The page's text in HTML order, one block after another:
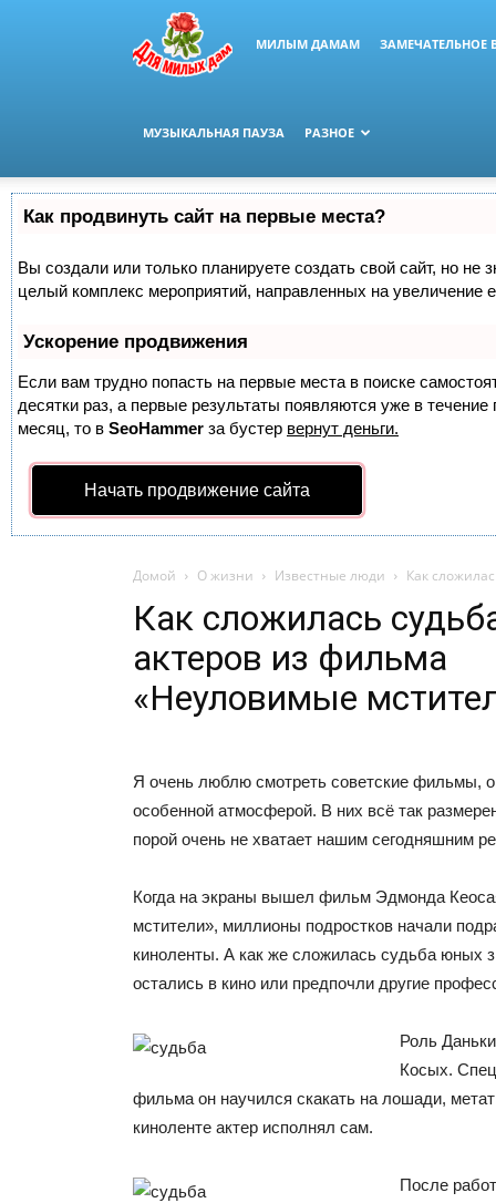
МИЛЫМ ДАМАМ ЗАМЕЧАТЕЛЬНОЕ
МУЗЫКАЛЬНАЯ ПАУЗА РАЗНОЕ
Как продвинуть сайт на первые места?
Вы создали или только планируете создать свой сайт, но не
целый комплекс мероприятий, направленных на увеличение
Ускорение продвижения
Если вам трудно попасть на первые места в поиске
десятки раз, а первые результаты появляются уже в
месяц, то в SeoHammer за бустер вернут деньги.
Начать продвижение сайта
Домой О жизни Известные люди Как
Как сложилась
актеров из фильма
«Неуловимые
Я очень люблю смотреть советские фильмы,
особенной атмосферой. В них всё так
порой очень не хватает нашим сегодняшним
Когда на экраны вышел фильм Эдмонда
мстители», миллионы подростков начали
киноленты. А как же сложилась судьба юных
остались в кино или предпочли другие
Роль
Косых.
фильма он научился скакать на лошади,
киноленте актер исполнял сам.
После